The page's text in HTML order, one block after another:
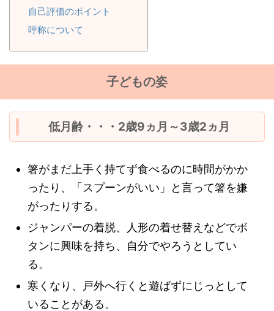
自己評価のポイント
呼称について
子どもの姿
低月齢・・・2歳9ヵ月～3歳2ヵ月
箸がまだ上手く持てず食べるのに時間がかか
ったり、「スプーンがいい」と言って箸を嫌
がったりする。
ジャンパーの着脱、人形の着せ替えなどでボ
タンに興味を持ち、自分でやろうとしてい
る。
寒くなり、戸外へ行くと遊ばずにじっとして
いることがある。